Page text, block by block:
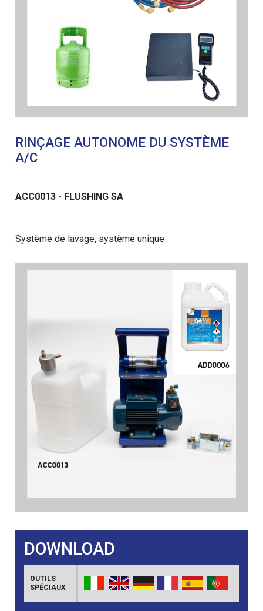
RINÇAGE AUTONOME DU SYSTÈME
A/C
ACC0013 - FLUSHING SA
Système de lavage, système unique
DOWNLOAD
OUTILS
SPÉCIAUX